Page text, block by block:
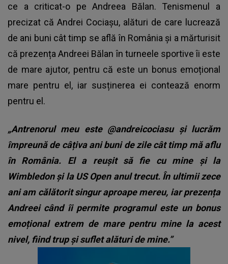
ce a criticat-o pe Andreea Bălan. Tenismenul a
precizat că Andrei Cociașu, alături de care lucrează
de ani buni cât timp se află în România și a mărturisit
că prezența Andreei Bălan în turneele sportive îi este
de mare ajutor, pentru că este un bonus emoțional
mare pentru el, iar susținerea ei contează enorm
pentru el.
„Antrenorul meu este @andreicociasu și lucrăm
împreună de câțiva ani buni de zile cât timp mă aflu
în România. El a reușit să fie cu mine și la
Wimbledon și la US Open anul trecut. În ultimii zece
ani am călătorit singur aproape mereu, iar prezența
Andreei când îi permite programul este un bonus
emoțional extrem de mare pentru mine la acest
nivel, fiind trup și suflet alături de mine.”